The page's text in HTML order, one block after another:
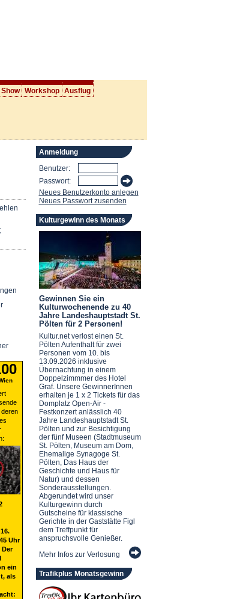
Show Workshop Ausflug
Uhr
Der
ein
als
Anmeldung
Benutzer:
Passwort:
Neues Benutzerkonto anlegen
Neues Passwort zusenden
Kulturgewinn des Monats
Gewinnen Sie ein
Kulturwochenende zu 40
Jahre Landeshauptstadt St.
Pölten für 2 Personen!
Kultur.net verlost einen St.
Pölten Aufenthalt für zwei
Personen vom 10. bis
13.09.2026 inklusive
Übernachtung in einem
Doppelzimmmer des Hotel
Graf. Unsere GewinnerInnen
erhalten je 1 x 2 Tickets für das
Domplatz Open-Air -
Festkonzert anlässlich 40
Jahre Landeshauptstadt St.
Pölten und zur Besichtigung
der fünf Museen (Stadtmuseum
St. Pölten, Museum am Dom,
Ehemalige Synagoge St.
Pölten, Das Haus der
Geschichte und Haus für
Natur) und dessen
Sonderausstellungen.
Abgerundet wird unser
Kulturgewinn durch
Gutscheine für klassische
Gerichte in der Gaststätte Figl
dem Treffpunkt für
anspruchsvolle Genießer.
Mehr Infos zur Verlosung
Trafikplus Monatsgewinn